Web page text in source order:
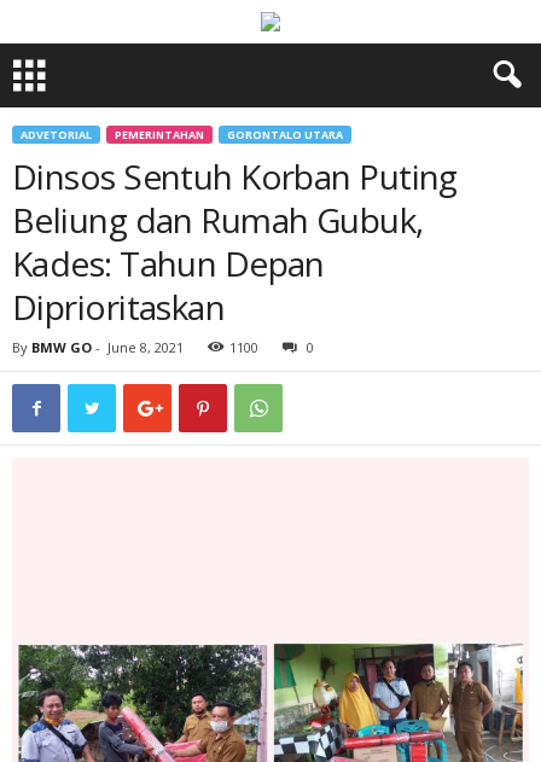
ADVETORIAL PEMERINTAHAN GORONTALO UTARA
Dinsos Sentuh Korban Puting
Beliung dan Rumah Gubuk,
Kades: Tahun Depan
Diprioritaskan
By BMW GO - June 8, 2021 1100 0